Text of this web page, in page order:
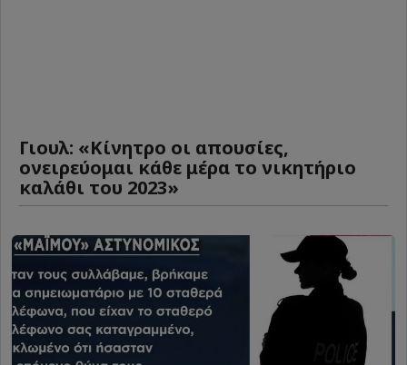
Γιουλ: «Κίνητρο οι απουσίες,
ονειρεύομαι κάθε μέρα το νικητήριο
καλάθι του 2023»